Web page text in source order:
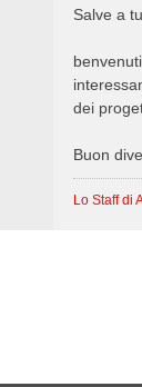
Salve a
dei
Buon
Lo Staff di